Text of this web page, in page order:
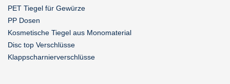
PET Tiegel für Gewürze
PP Dosen
Kosmetische Tiegel aus Monomaterial
Disc top Verschlüsse
Klappscharnierverschlüsse